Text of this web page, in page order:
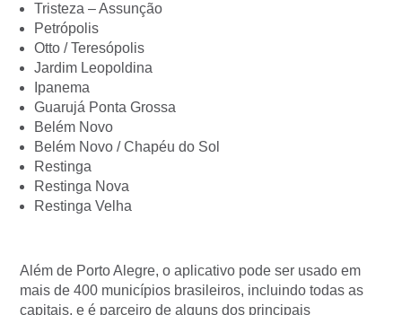
Tristeza – Assunção
Petrópolis
Otto / Teresópolis
Jardim Leopoldina
Ipanema
Guarujá Ponta Grossa
Belém Novo
Belém Novo / Chapéu do Sol
Restinga
Restinga Nova
Restinga Velha
Além de Porto Alegre, o aplicativo pode ser usado em
mais de 400 municípios brasileiros, incluindo todas as
capitais, e é parceiro de alguns dos principais